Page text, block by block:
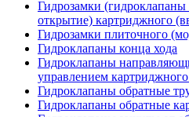
Гидрозамки
открытие) картриджного
Гидрозамки плиточного
Гидроклапаны конца хода
Гидроклапаны
управлением
Гидроклапаны обратные
Гидроклапаны обратные